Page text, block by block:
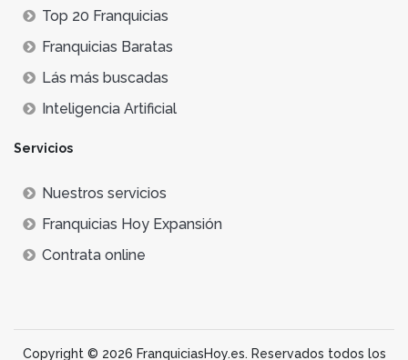
Top 20 Franquicias
Franquicias Baratas
Lás más buscadas
Inteligencia Artificial
Servicios
Nuestros servicios
Franquicias Hoy Expansión
Contrata online
Copyright © 2026 FranquiciasHoy.es. Reservados todos los